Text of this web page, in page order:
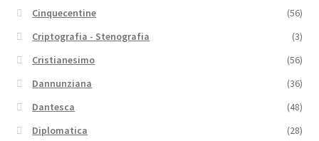
Cinquecentine
(56)
Criptografia - Stenografia
(3)
Cristianesimo
(56)
Dannunziana
(36)
Dantesca
(48)
Diplomatica
(28)